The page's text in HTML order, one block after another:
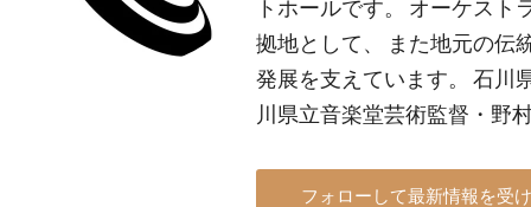
トホールです。 オーケスト
拠地として、 また地元の伝
発展を支えています。 石川
川県立音楽堂芸術監督・野
フォローして最新情報を受